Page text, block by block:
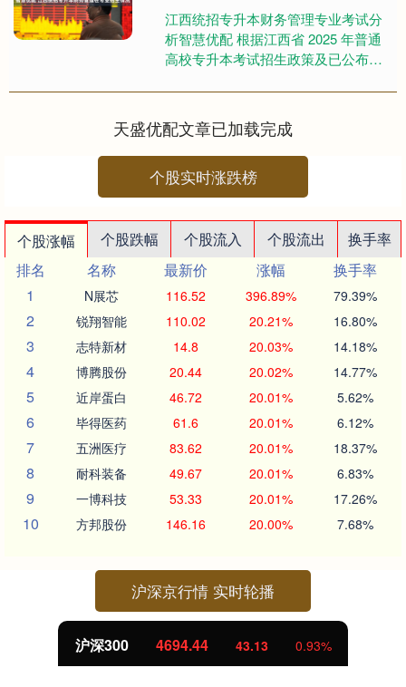
江西统招专升本财务管理专业考试分
析智慧优配 根据江西省 2025 年普通
高校专升本考试招生政策及已公布的
下： 1. 招生院校 20....
天盛优配文章已加载完成
个股实时涨跌榜
个股涨幅 个股跌幅 个股流入 个股流出
换手率
排名
名称 最新价 涨幅
换手率
1
N展芯 116.52 396.89% 79.39%
2 锐翔智能 110.02 20.21% 16.80%
3 志特新材 14.8 20.03% 14.18%
4 博腾股份 20.44 20.02% 14.77%
5 近岸蛋白 46.72 20.01% 5.62%
6 毕得医药 61.6 20.01% 6.12%
7 五洲医疗 83.62 20.01% 18.37%
8 耐科装备 49.67 20.01% 6.83%
9 一博科技 53.33 20.01% 17.26%
10 方邦股份 146.16 20.00% 7.68%
沪深京行情 实时轮播
北证50 1134.24